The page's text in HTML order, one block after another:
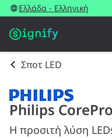
Ελλάδα - Ελληνική
Σποτ LED
Philips
Η προσιτή λύση